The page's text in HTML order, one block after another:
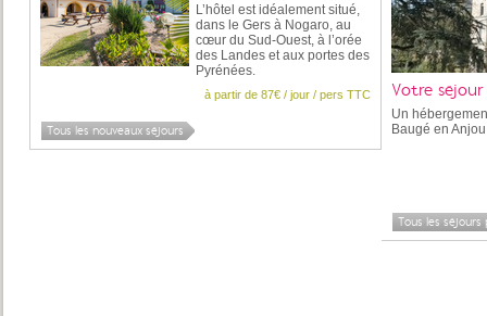
L’hôtel est idéalement situé,
dans le Gers à Nogaro, au
cœur du Sud-Ouest, à l’orée
des Landes et aux portes des
Pyrénées.
à partir de 87€ / jour / pers TTC
Tous les nouveaux séjours
Votre
Un
Baugé en
Tous les séjours